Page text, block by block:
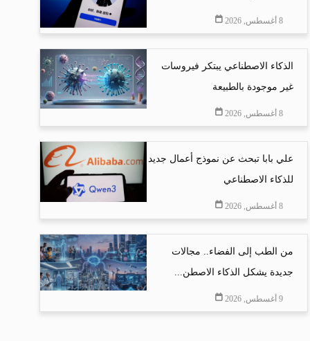
8 أغسطس, 2026
الذكاء الاصطناعي يبتكر فيروسات
غير موجودة بالطبيعة
8 أغسطس, 2026
علي بابا تبحث عن نموذج أعمال جديد
للذكاء الاصطناعي
8 أغسطس, 2026
من الطب إلى الفضاء.. مجالات
جديدة يشكل الذكاء الاصطن...
9 أغسطس, 2026